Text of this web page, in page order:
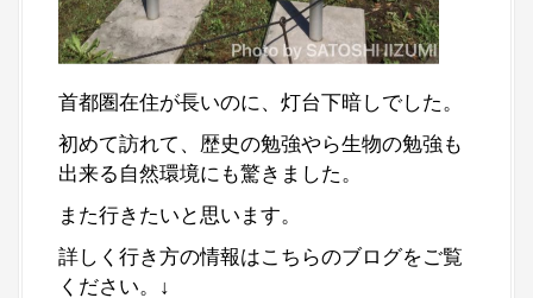
首都圏在住が長いのに、灯台下暗しでした。
初めて訪れて、歴史の勉強やら生物の勉強も
出来る自然環境にも驚きました。
また行きたいと思います。
詳しく行き方の情報はこちらのブログをご覧
ください。↓